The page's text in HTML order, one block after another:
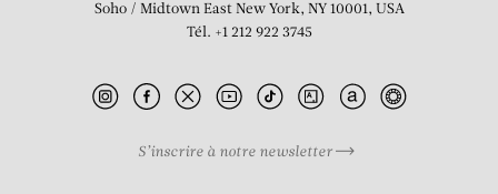
Soho / Midtown East New York, NY 10001, USA
Tél. +1 212 922 3745
S’inscrire à notre newsletter